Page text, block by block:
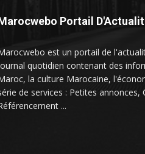
Portail
est un portail de
quotidien contenant des
la culture Marocaine,
de services : Petites annonces,
...